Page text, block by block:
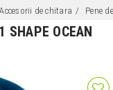
Accesorii de chitara Pene
SHAPE OCEAN